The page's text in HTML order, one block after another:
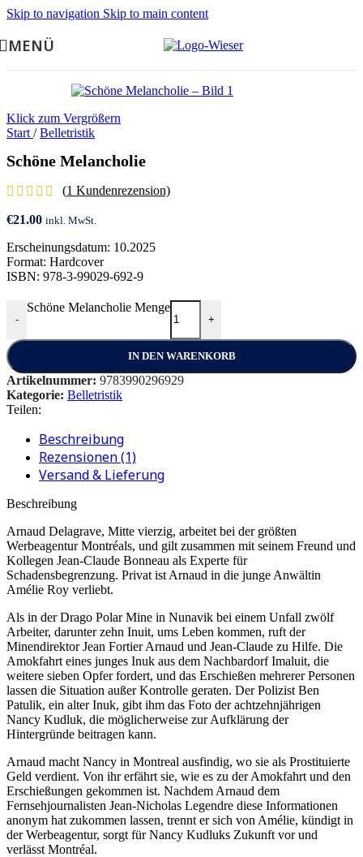
Skip to navigation Skip to main content
MENÜ
Klick zum Vergrößern
Start / Belletristik
Schöne Melancholie
(1 Kundenrezension)
€21.00 inkl. MwSt.
Erscheinungsdatum: 10.2025
Format: Hardcover
ISBN: 978-3-99029-692-9
-
Schöne Melancholie Menge
+
IN DEN WARENKORB
Artikelnummer: 9783990296929
Kategorie: Belletristik
Teilen:
Beschreibung
Rezensionen (1)
Versand & Lieferung
Beschreibung
Arnaud Delagrave, Mitte vierzig, arbeitet bei der größten
Werbeagentur Montréals, und gilt zusammen mit seinem Freund und
Kollegen Jean-Claude Bonneau als Experte für
Schadensbegrenzung. Privat ist Arnaud in die junge Anwältin
Amélie Roy verliebt.
Als in der Drago Polar Mine in Nunavik bei einem Unfall zwölf
Arbeiter, darunter zehn Inuit, ums Leben kommen, ruft der
Minendirektor Jean Fortier Arnaud und Jean-Claude zu Hilfe. Die
Amokfahrt eines junges Inuk aus dem Nachbardorf Imaluit, die
weitere sieben Opfer fordert, und das Erschießen mehrerer Personen
lassen die Situation außer Kontrolle geraten. Der Polizist Ben
Patulik, ein alter Inuk, gibt ihm das Foto der achtzehnjährigen
Nancy Kudluk, die möglicherweise zur Aufklärung der
Hintergründe beitragen kann.
Arnaud macht Nancy in Montreal ausfindig, wo sie als Prostituierte
Geld verdient. Von ihr erfährt sie, wie es zu der Amokfahrt und den
Erschießungen gekommen ist. Nachdem Arnaud dem
Fernsehjournalisten Jean-Nicholas Legendre diese Informationen
anonym hat zukommen lassen, trennt er sich von Amélie, kündigt in
der Werbeagentur, sorgt für Nancy Kudluks Zukunft vor und
verlässt Montréal.